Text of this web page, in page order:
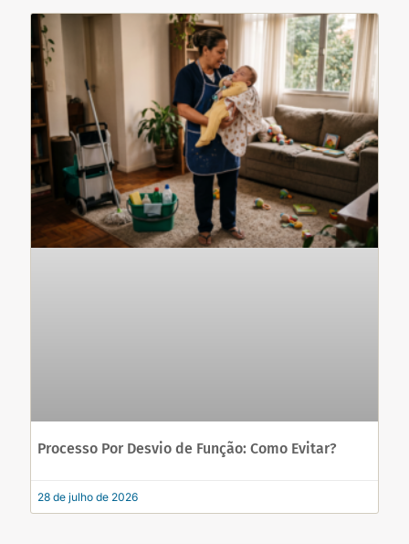
Processo Por Desvio de Função: Como Evitar?
28 de julho de 2026